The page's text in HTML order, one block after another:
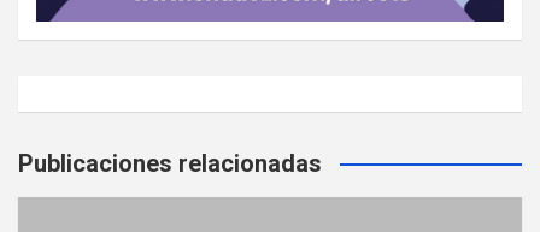
Publicaciones relacionadas